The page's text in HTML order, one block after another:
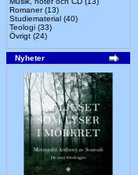
Romaner(13)
Studiematerial (40)
Teologi (33)
Övrigt (24)
Nyheter